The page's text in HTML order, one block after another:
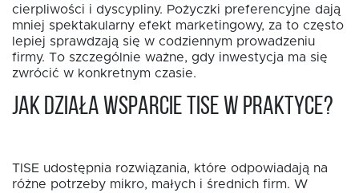
cierpliwości i dyscypliny. Pożyczki preferencyjne dają
mniej spektakularny efekt marketingowy, za to często
lepiej sprawdzają się w codziennym prowadzeniu
firmy. To szczególnie ważne, gdy inwestycja ma się
zwrócić w konkretnym czasie.
Jak działa wsparcie TISE w praktyce?
TISE udostępnia rozwiązania, które odpowiadają na
różne potrzeby mikro, małych i średnich firm. W